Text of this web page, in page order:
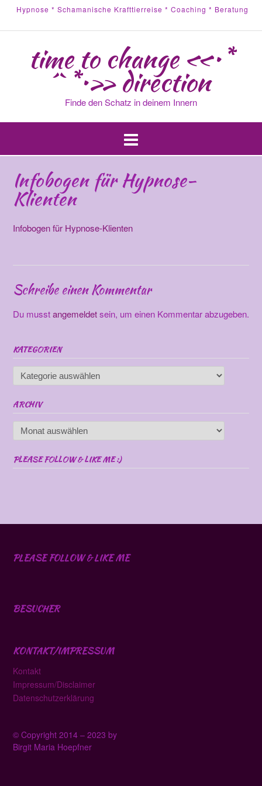
Hypnose * Schamanische Krafttierreise * Coaching * Beratung
time to change «•*
´`*•» direction
Finde den Schatz in deinem Innern
Infobogen für Hypnose-
Klienten
Infobogen für Hypnose-Klienten
Schreibe einen Kommentar
Du musstangemeldetsein, um einen Kommentar abzugeben.
KATEGORIEN
Kategorien
ARCHIV
Archiv
PLEASE FOLLOW & LIKE ME :)
PLEASE FOLLOW & LIKE ME
BESUCHER
KONTAKT/IMPRESSUM
Kontakt
Impressum/Disclaimer
Datenschutzerklärung
© Copyright 2014 – 2023 by
Birgit Maria Hoepfner